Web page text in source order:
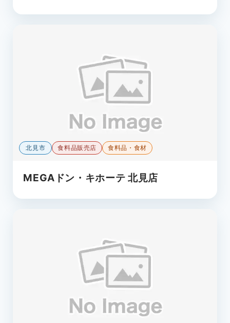
北見市 食料品販売店 食料品・食材
MEGAドン・キホーテ 北見店